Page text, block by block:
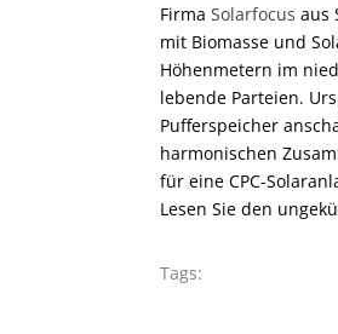
Firma Solarfocus aus
mit Biomasse und
Höhenmetern im
lebende Parteien.
Pufferspeicher
harmonischen
für eine CPC-
Lesen Sie den
Tags: